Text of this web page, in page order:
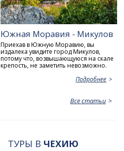
Южная Моравия - Микулов
Приехав в Южную Моравию, вы
издалека увидите город Микулов,
потому что, возвышающуюся на скале
крепость, не заметить невозможно.
Подробнее
Все статьи
ТУРЫ В ЧЕХИЮ